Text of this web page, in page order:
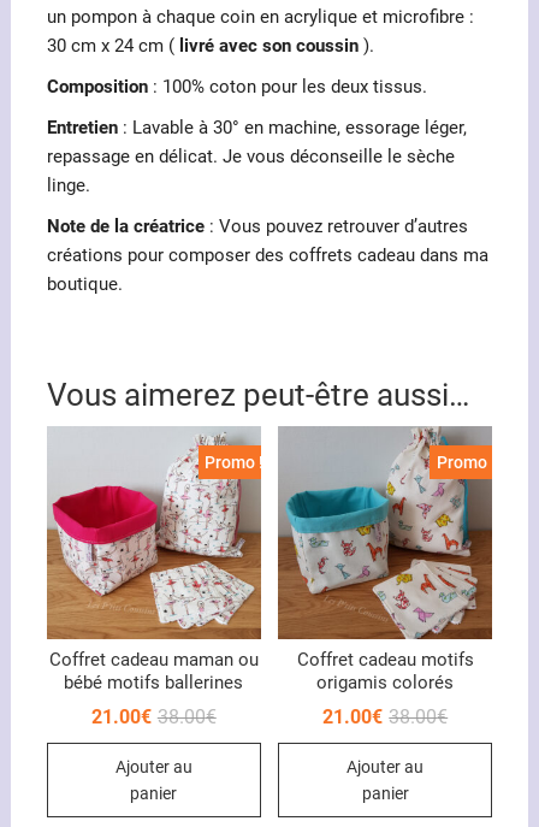
un pompon à chaque coin en acrylique et microfibre :
30 cm x 24 cm (livré avec son coussin).
Composition: 100% coton pour les deux tissus.
Entretien: Lavable à 30° en machine, essorage léger,
repassage en délicat. Je vous déconseille le sèche
linge.
Note de la créatrice: Vous pouvez retrouver d’autres
créations pour composer des coffrets cadeau dans ma
boutique.
Vous aimerez peut-être aussi…
Promo !
Coffret cadeau maman ou
bébé motifs ballerines
38.00€Le
21.00€
Le
Ajouter au
panier
Promo !
Coffret cadeau motifs
origamis colorés
38.00€Le
21.00€
Le
Ajouter au
panier